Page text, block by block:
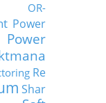
OR-
Power
Power
Re
Shar